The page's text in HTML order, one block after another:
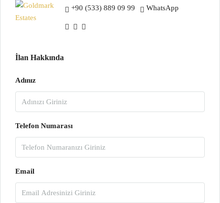
+90 (533) 889 09 99
WhatsApp
İlan Hakkında
Adınız
Telefon Numarası
Email